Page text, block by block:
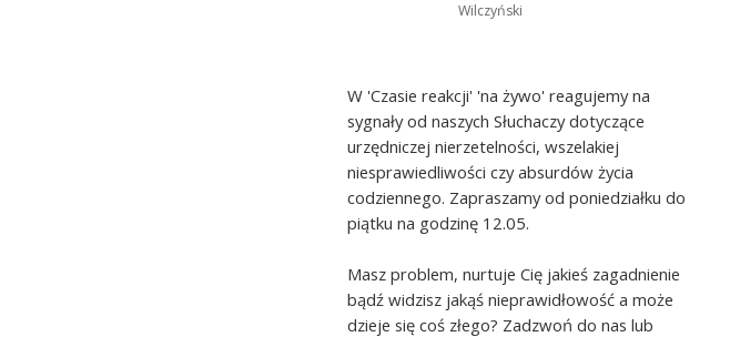
Wilczyński
W 'Czasie reakcji' 'na żywo' reagujemy na
sygnały od naszych Słuchaczy dotyczące
urzędniczej nierzetelności, wszelakiej
niesprawiedliwości czy absurdów życia
codziennego. Zapraszamy od poniedziałku do
piątku na godzinę 12.05.
Masz problem, nurtuje Cię jakieś zagadnienie
bądź widzisz jakąś nieprawidłowość a może
dzieje się coś złego? Zadzwoń do nas lub